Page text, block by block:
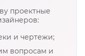
проектные
и чертежи;
вопросам и